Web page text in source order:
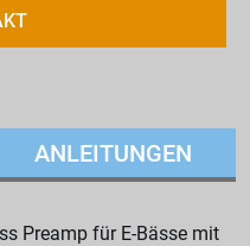
ANLEITUNGEN
Preamp für E-Bässe mit